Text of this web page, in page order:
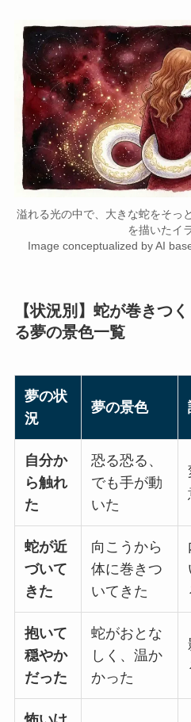
溢れる光の中で、大きな蛇をそっ
を描いたイ
Image conceptualized by AI
【状況別】蛇が巻きつ
る夢の景色一覧
夢の状
況
夢の景色
自分か
ら触れ
た
恐る恐る、
でも手が動
いた
蛇が近
づいて
きた
向こうから
体に巻きつ
いてきた
抱いて
穏やか
だった
蛇がおとな
しく、温か
かった